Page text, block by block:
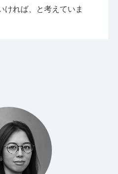
ければ、と考えていま